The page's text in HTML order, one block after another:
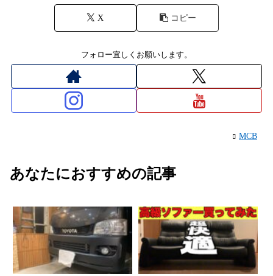
X コピー
フォロー宜しくお願いします。
MCB
あなたにおすすめの記事